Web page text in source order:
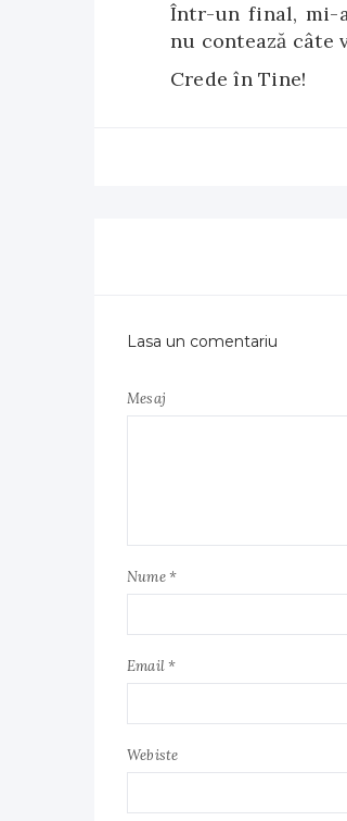
Într-un final, mi-
nu contează câte
Crede în Tine!
Lasa un comentariu
Mesaj
Nume *
Email *
Webiste